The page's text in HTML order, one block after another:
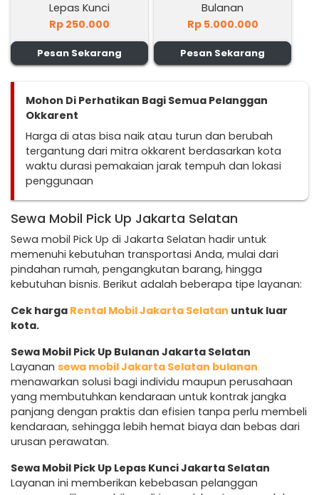
Lepas Kunci
Rp 250.000
Pesan Sekarang
Bulanan
Rp 5.000.000
Pesan Sekarang
Mohon Di Perhatikan Bagi Semua Pelanggan
Okkarent
Harga di atas bisa naik atau turun dan berubah
tergantung dari mitra okkarent berdasarkan kota
waktu durasi pemakaian jarak tempuh dan lokasi
penggunaan
Sewa Mobil Pick Up Jakarta Selatan
Sewa mobil Pick Up di Jakarta Selatan hadir untuk
memenuhi kebutuhan transportasi Anda, mulai dari
pindahan rumah, pengangkutan barang, hingga
kebutuhan bisnis. Berikut adalah beberapa tipe layanan:
Cek harga Rental Mobil Jakarta Selatan untuk luar
kota.
Sewa Mobil Pick Up Bulanan Jakarta Selatan
Layanan sewa mobil Jakarta Selatan bulanan
menawarkan solusi bagi individu maupun perusahaan
yang membutuhkan kendaraan untuk kontrak jangka
panjang dengan praktis dan efisien tanpa perlu membeli
kendaraan, sehingga lebih hemat biaya dan bebas dari
urusan perawatan.
Sewa Mobil Pick Up Lepas Kunci Jakarta Selatan
Layanan ini memberikan kebebasan pelanggan